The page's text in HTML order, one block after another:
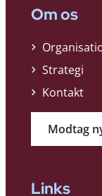
Om os
Strategi
Kontakt
Modtag
Links